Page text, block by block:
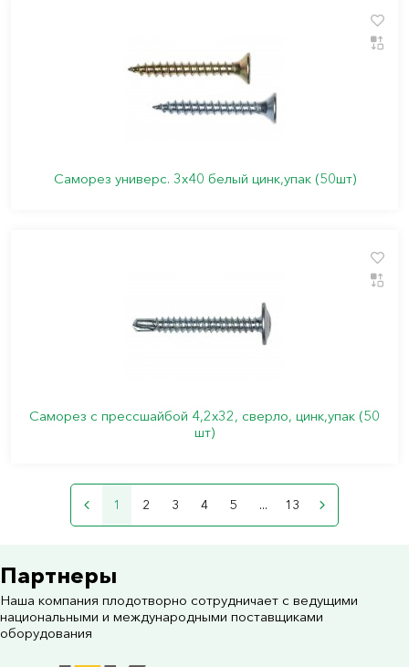
Саморез универс. 3х40 белый цинк,упак (50шт)
Саморез с прессшайбой 4,2х32, сверло, цинк,упак (50
шт)
1 2 3 4 5 ... 13
Партнеры
Наша компания плодотворно сотрудничает с ведущими
национальными и международными поставщиками
оборудования